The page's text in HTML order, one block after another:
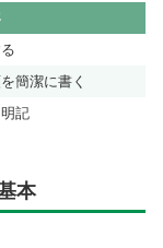
簡潔に書く
記
本